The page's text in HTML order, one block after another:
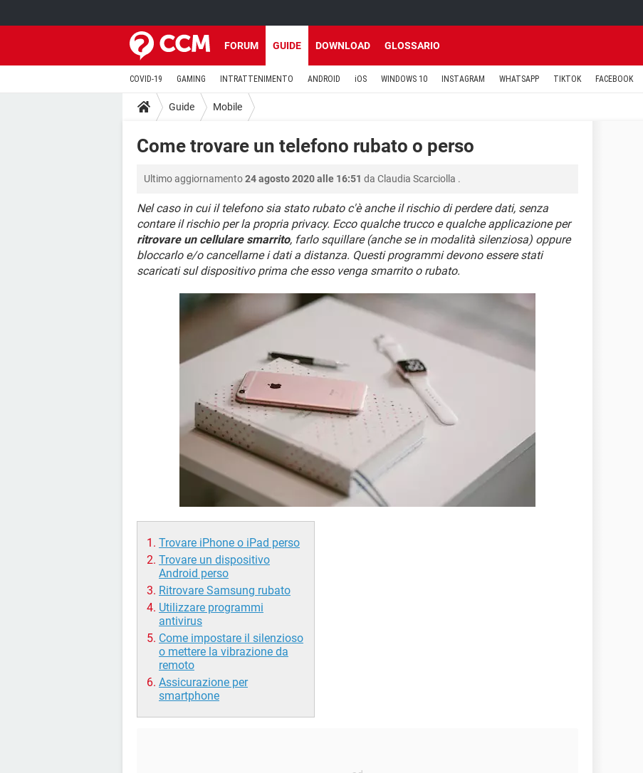
FORUM GUIDE DOWNLOAD GLOSSARIO
COVID-19 GAMING INTRATTENIMENTO ANDROID iOS WINDOWS 10 INSTAGRAM WHATSAPP TIKTOK FACEBOOK
Guide Mobile
Come trovare un telefono rubato o perso
Ultimo aggiornamento24 agosto 2020 alle 16:51 da Claudia Scarciolla .
Nel caso in cui il telefono sia stato rubato c'è anche il rischio di perdere dati, senza
contare il rischio per la propria privacy. Ecco qualche trucco e qualche applicazione per
ritrovare un cellulare smarrito, farlo squillare (anche se in modalità silenziosa) oppure
bloccarlo e/o cancellarne i dati a distanza. Questi programmi devono essere stati
scaricati sul dispositivo prima che esso venga smarrito o rubato.
Trovare iPhone o iPad perso
Trovare un dispositivo
Android perso
Ritrovare Samsung rubato
Utilizzare programmi
antivirus
Come impostare il silenzioso
o mettere la vibrazione da
remoto
Assicurazione per
smartphone